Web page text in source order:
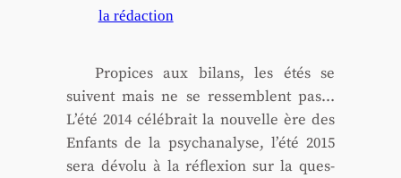
la rédaction
Pro­pices aux bilans, les étés se
suivent mais ne se res­semblent pas…
L’é­té 2014 célé­brait la nou­velle ère des
Enfants de la psy­cha­na­lyse, l’é­té 2015
sera dévo­lu à la réflexion sur la ques­